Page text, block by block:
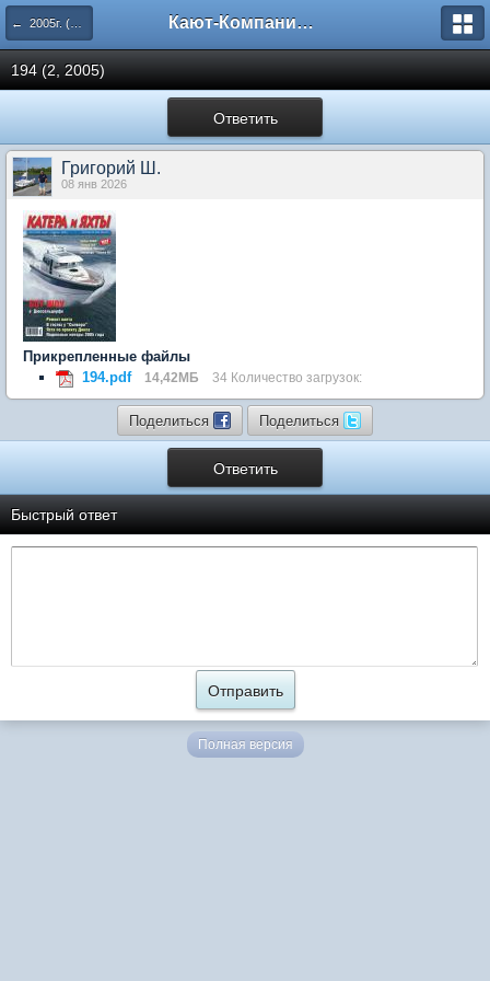
← 2005г. (193-198 номера) Кают-Компания "Катера и Яхты"
194 (2, 2005)
Ответить
Григорий Ш.
08 янв 2026
Прикрепленные файлы
194.pdf
14,42МБ 34 Количество загрузок:
Поделиться Поделиться
Ответить
Быстрый ответ
Полная версия